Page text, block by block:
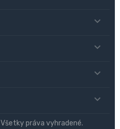




Všetky práva vyhradené.